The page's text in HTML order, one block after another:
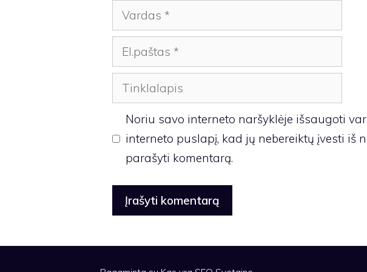
Vardas
El.paštas
Tinklalapis
Noriu savo interneto naršyklėje išsaugoti
interneto puslapį, kad jų nebereiktų įvesti iš
parašyti komentarą.